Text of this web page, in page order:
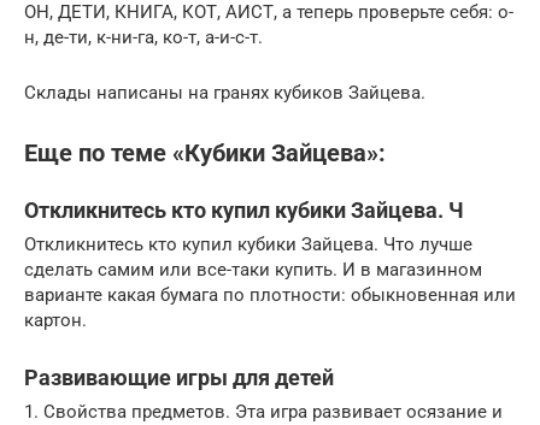
ОН, ДЕТИ, КНИГА, КОТ, АИСТ, а теперь проверьте себя: о-
н, де-ти, к-ни-га, ко-т, а-и-с-т.
Склады написаны на гранях кубиков Зайцева.
Еще по теме «Кубики Зайцева»:
Откликнитесь кто купил кубики Зайцева. Ч
Откликнитесь кто купил кубики Зайцева. Что лучше
сделать самим или все-таки купить. И в магазинном
варианте какая бумага по плотности: обыкновенная или
картон.
Развивающие игры для детей
1. Свойства предметов. Эта игра развивает осязание и